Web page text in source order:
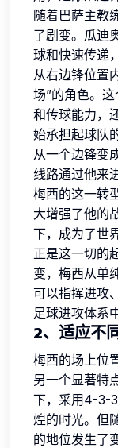
随着巴萨主教
了剧变。瓜迪
球和快速传递
从右边锋位置
场”的角色。
和传球能力，
始承担起球队
从一个边锋变
线路通过他来
梅西的这一转
大增强了他的
下，成为了世
正是这一切的
变，梅西从单
可以指挥进攻
足球进攻体系
2、适应不
梅西的场上位
另一个显著特
下，采用4-3-
煌的时光。但
的地位发生了